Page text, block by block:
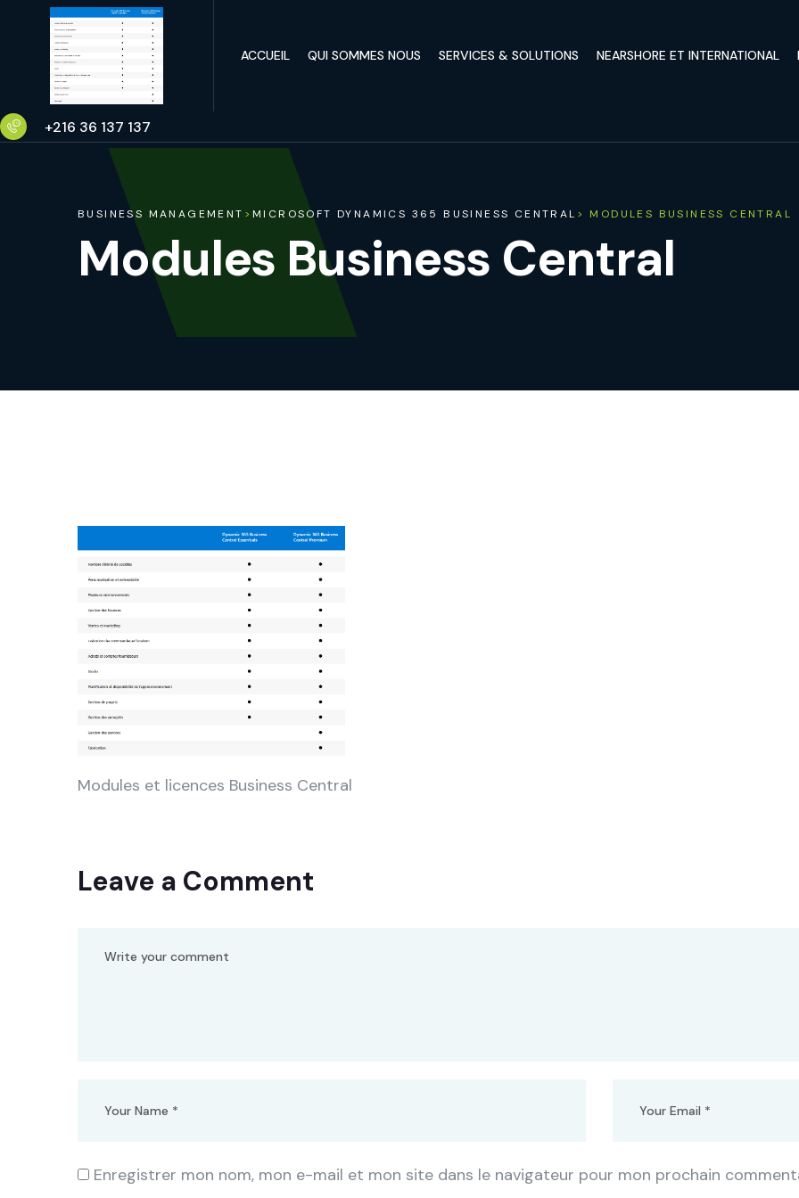
ACCUEIL QUI SOMMES NOUS SERVICES & SOLUTIONS NEARSHORE ET INTERNATIONAL
+216 36 137 137
BUSINESS MANAGEMENT >MICROSOFT DYNAMICS 365 BUSINESS CENTRAL > MODULES BUSINESS CENTRAL
Modules Business Central
Modules et licences Business Central
Leave a Comment
Enregistrer mon nom, mon e-mail et mon site dans le navigateur pour mon prochain